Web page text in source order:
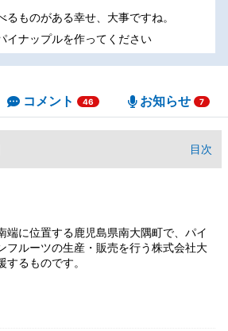
るものがある幸せ、大事ですね。
イナップルを作ってください
コメント 46 お知らせ 7
目次
端に位置する鹿児島県南大隅町で、パイ
フルーツの生産・販売を行う株式会社大
るものです。